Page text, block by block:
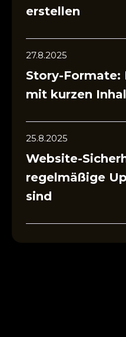
erstellen
27.8.2025
Story-Formate:
mit kurzen
25.8.2025
Website-
regelmäßige
sind